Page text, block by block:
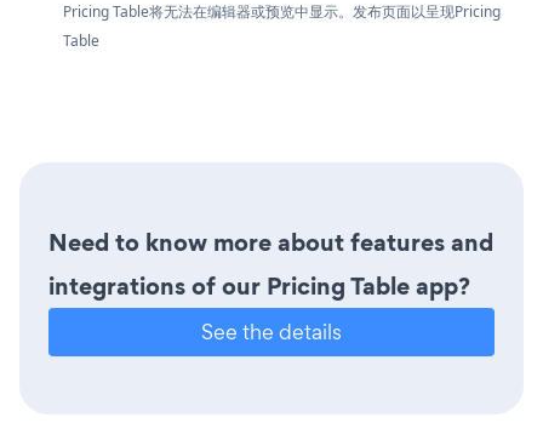
Pricing Table将无法在编辑器或预览中显示。发布页面以呈现Pricing
Table
Need to know more about features and
integrations of our Pricing Table app?
See the details